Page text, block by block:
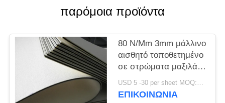
ΠΡΟΣΦΟΡΆ
SITEMAP
POLICY
παρόμοια προϊόντα
80 N/Mm 3mm μάλλινο
αισθητό τοποθετημένο
σε στρώματα μαξιλάρι
μαξιλάρι για την
πιστωτική κάρτα
USD 5 -30 per sheet MOQ:100 PC
ΕΠΙΚΟΙΝΩΝΙΑ